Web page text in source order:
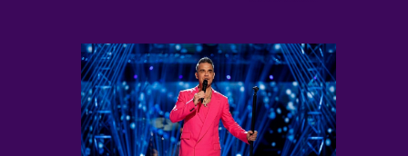
oficialmente como COERS — para o centro
da apresentação. Como um bônus especial
para as sessões nos cine...
trará a tão aguardada “LiMiNaL World
Tour” para uma apresentação na cidade de
São Paulo: 08 de novembro, no Vibra SP.
Batizada oficialmente como “2026-27
TAEMIN WORLD TOUR ” , a nova excursão